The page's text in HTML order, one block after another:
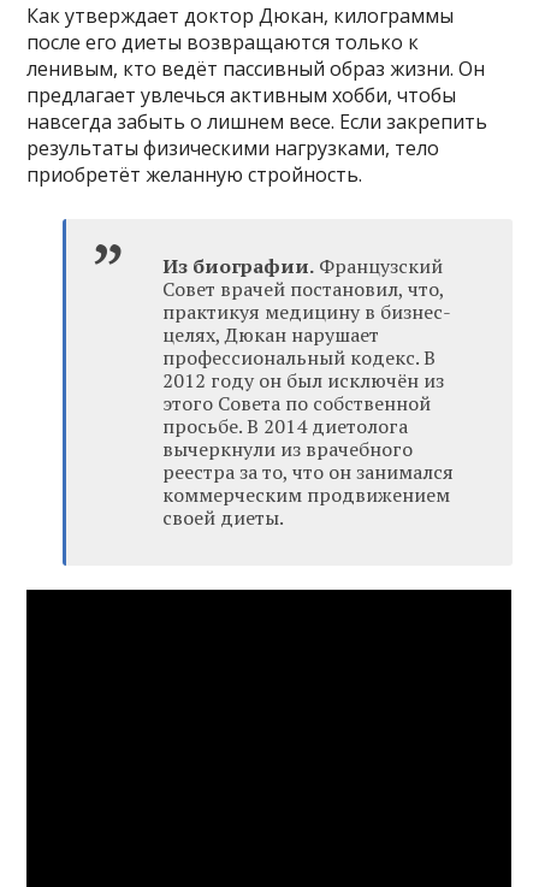
Как утверждает доктор Дюкан, килограммы
после его диеты возвращаются только к
ленивым, кто ведёт пассивный образ жизни. Он
предлагает увлечься активным хобби, чтобы
навсегда забыть о лишнем весе. Если закрепить
результаты физическими нагрузками, тело
приобретёт желанную стройность.
Из биографии. Французский
Совет врачей постановил, что,
практикуя медицину в бизнес-
целях, Дюкан нарушает
профессиональный кодекс. В
2012 году он был исключён из
этого Совета по собственной
просьбе. В 2014 диетолога
вычеркнули из врачебного
реестра за то, что он занимался
коммерческим продвижением
своей диеты.